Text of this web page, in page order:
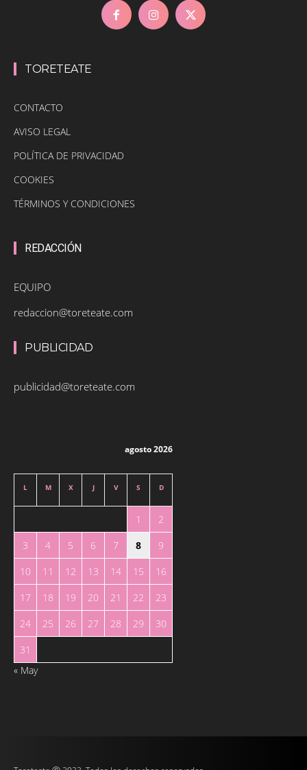
TORETEATE
CONTACTO
AVISO LEGAL
POLÍTICA DE PRIVACIDAD
COOKIES
TÉRMINOS Y CONDICIONES
REDACCIÓN
EQUIPO
redaccion@toreteate.com
PUBLICIDAD
publicidad@toreteate.com
agosto 2026
L M X J V S D
1
2
3
4 5 6 7 8
9
10
11 12 13 14 15
16
17
18 19 20 21 22
23
24
25 26 27 28 29
30
31
« May